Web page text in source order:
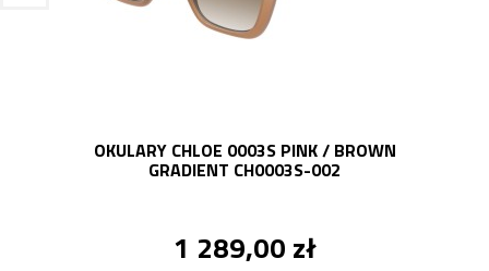
OKULARY CHLOE 0003S PINK / BROWN
GRADIENT CH0003S-002
1 289,00 zł